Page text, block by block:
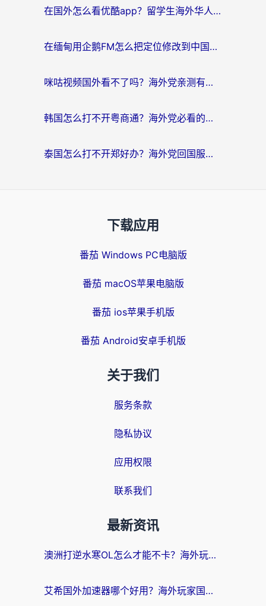
在国外怎么看优酷app？留学生海外华人必看的无限制追剧指南
在缅甸用企鹅FM怎么把定位修改到中国国内？海外党解决地域限制的实用指南
咪咕视频国外看不了吗？海外党亲测有效的回国加速解决方案
韩国怎么打不开粤商通？海外党必看的回国加速器选择指南（附加拿大农行俄罗斯有缘网解决方案）
泰国怎么打不开郑好办？海外党回国服务+影音追剧全搞定的实用指南
下载应用
番茄 Windows PC电脑版
番茄 macOS苹果电脑版
番茄 ios苹果手机版
番茄 Android安卓手机版
关于我们
服务条款
隐私协议
应用权限
联系我们
最新资讯
澳洲打逆水寒OL怎么才能不卡？海外玩家国服游戏加速终极指南（附梦幻模拟战地铁跑酷解决办法）
艾希国外加速器哪个好用？海外玩家国服游戏畅玩终极指南（附欧洲玩鸣潮街头篮球实测）